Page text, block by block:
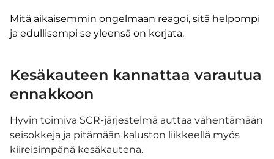
Mitä aikaisemmin ongelmaan reagoi, sitä helpompi
ja edullisempi se yleensä on korjata.
Kesäkauteen kannattaa varautua
ennakkoon
Hyvin toimiva SCR-järjestelmä auttaa vähentämään
seisokkeja ja pitämään kaluston liikkeellä myös
kiireisimpänä kesäkautena.